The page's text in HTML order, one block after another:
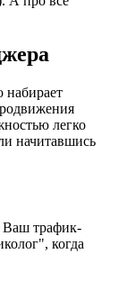
набирает
легко
начитавшись
Ваш трафик-
когда